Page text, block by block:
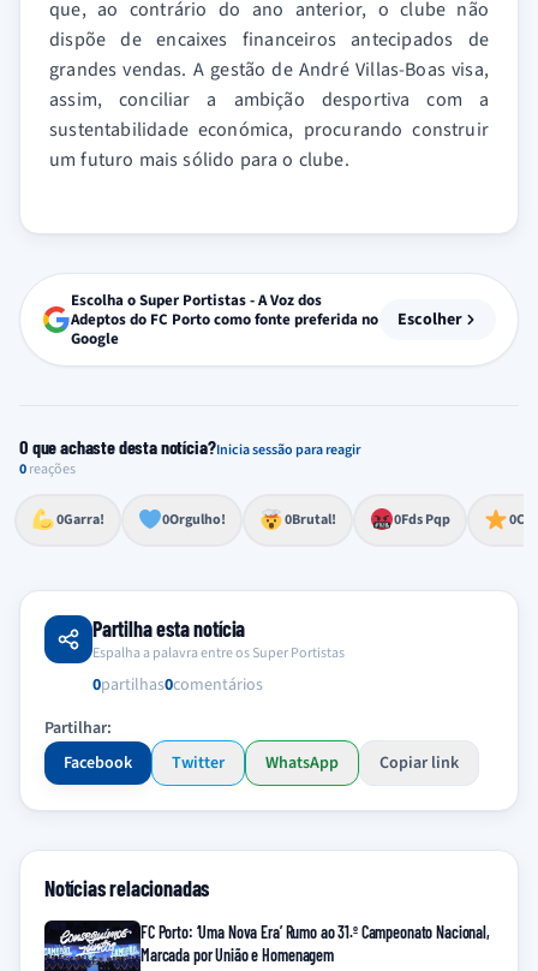
que, ao contrário do ano anterior, o clube não
dispõe de encaixes financeiros antecipados de
grandes vendas. A gestão de André Villas-Boas visa,
assim, conciliar a ambição desportiva com a
sustentabilidade económica, procurando construir
um futuro mais sólido para o clube.
Escolha o Super Portistas - A Voz dos
Adeptos do FC Porto como fonte preferida no
Google
Escolher
O que achaste desta notícia?Inicia sessão para reagir
0reações
0Garra!
Esforço, determinação, aprovação forte
0Orgulho!
Lealdade, amor clubístico, sentimento profundo
0Brutal!
Impressionante, chocante, de grande impacto 0Fds Pqp
Reação de desespero, raiva, frustração ou espanto extremo 0
Excelência, destaque, o melhor
Partilha esta notícia
Espalha a palavra entre os Super Portistas
0partilhas0comentários
Partilhar:
Facebook
Twitter WhatsApp Copiar link
Notícias relacionadas
FC Porto: ‘Uma Nova Era’ Rumo ao 31.º Campeonato Nacional,
Marcada por União e Homenagem